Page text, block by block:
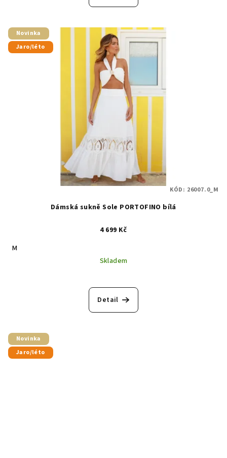
Novinka
Jaro/léto
Dámská sukně Sole PORTOFINO bílá
4 699 Kč
M
Skladem
Detail
KÓD: 26007.0_M
Novinka
Jaro/léto